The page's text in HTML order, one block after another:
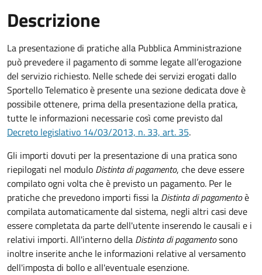
Descrizione
La presentazione di pratiche alla Pubblica Amministrazione
può prevedere il pagamento di somme legate all’erogazione
del servizio richiesto. Nelle schede dei servizi erogati dallo
Sportello Telematico è presente una sezione dedicata dove è
possibile ottenere, prima della presentazione della pratica,
tutte le informazioni necessarie così come previsto dal
Decreto legislativo 14/03/2013, n. 33, art. 35.
Gli importi dovuti per la presentazione di una pratica sono
riepilogati nel modulo Distinta di pagamento, che deve essere
compilato ogni volta che è previsto un pagamento. Per le
pratiche che prevedono importi fissi la Distinta di pagamentoè
compilata automaticamente dal sistema, negli altri casi deve
essere completata da parte dell'utente inserendo le causali e i
relativi importi.All'interno della Distinta di pagamentosono
inoltre inserite anche le informazioni relative al versamento
dell'imposta di bollo e all'eventuale esenzione.